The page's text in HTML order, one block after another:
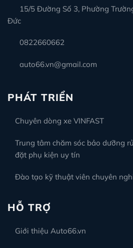
15/5 Đường Số 3, Phường
Đức
0822660662
auto66.vn@gmail.com
PHÁT TRIỂN
Chuyên dòng xe VINFAST
Trung tâm chăm sóc bảo dưỡng
đặt phụ kiện uy tín
Đào tạo kỹ thuật viên chuyên
HỖ TRỢ
Giới thiệu Auto66.vn